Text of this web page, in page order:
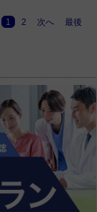
1 2 次へ 最後